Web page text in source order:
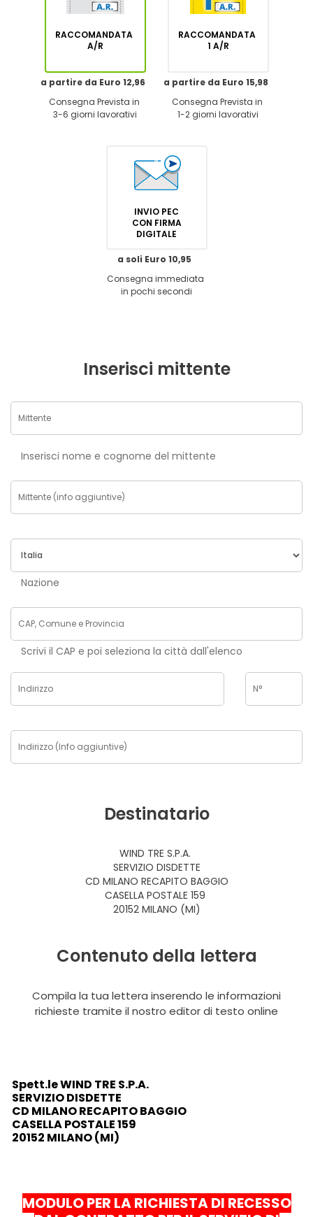
RACCOMANDATA
A/R
a partire da Euro 12,96
Consegna Prevista in
3-6 giorni lavorativi
RACCOMANDATA
1 A/R
a partire da Euro 15,98
Consegna Prevista in
1-2 giorni lavorativi
INVIO PEC
CON FIRMA
DIGITALE
a soli Euro 10,95
Consegna immediata
in pochi secondi
Inserisci mittente
Inserisci nome e cognome del mittente
Nazione
Scrivi il CAP e poi seleziona la città dall'elenco
Destinatario
WIND TRE S.P.A.
SERVIZIO DISDETTE
CD MILANO RECAPITO BAGGIO
CASELLA POSTALE 159
20152 MILANO (MI)
Contenuto della lettera
Compila la tua lettera inserendo le informazioni
richieste tramite il nostro editor di testo online
Spett.le WIND TRE S.P.A.
SERVIZIO DISDETTE
CD MILANO RECAPITO BAGGIO
CASELLA POSTALE 159
20152 MILANO (MI)
MODULO PER LA RICHIESTA DI RECESSO